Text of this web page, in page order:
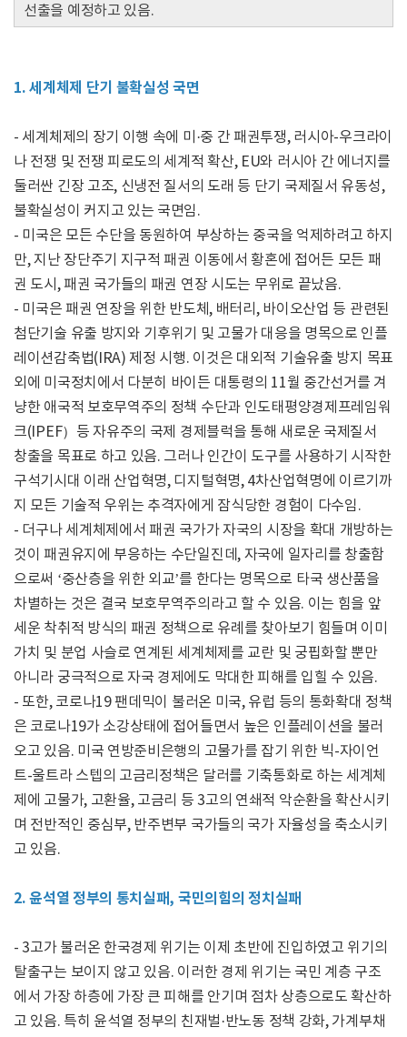
선출을 예정하고 있음.
1. 세계체제 단기 불확실성 국면
- 세계체제의 장기 이행 속에 미·중 간 패권투쟁, 러시아-우크라이
나 전쟁 및 전쟁 피로도의 세계적 확산, EU와 러시아 간 에너지를
둘러싼 긴장 고조, 신냉전 질서의 도래 등 단기 국제질서 유동성,
불확실성이 커지고 있는 국면임.
- 미국은 모든 수단을 동원하여 부상하는 중국을 억제하려고 하지
만, 지난 장단주기 지구적 패권 이동에서 황혼에 접어든 모든 패
권 도시, 패권 국가들의 패권 연장 시도는 무위로 끝났음.
- 미국은 패권 연장을 위한 반도체, 배터리, 바이오산업 등 관련된
첨단기술 유출 방지와 기후위기 및 고물가 대응을 명목으로 인플
레이션감축법(IRA) 제정 시행. 이것은 대외적 기술유출 방지 목표
외에 미국정치에서 다분히 바이든 대통령의 11월 중간선거를 겨
냥한 애국적 보호무역주의 정책 수단과 인도태평양경제프레임워
크(IPEF）등 자유주의 국제 경제블럭을 통해 새로운 국제질서
창출을 목표로 하고 있음. 그러나 인간이 도구를 사용하기 시작한
구석기시대 이래 산업혁명, 디지털혁명, 4차산업혁명에 이르기까
지 모든 기술적 우위는 추격자에게 잠식당한 경험이 다수임.
- 더구나 세계체제에서 패권 국가가 자국의 시장을 확대 개방하는
것이 패권유지에 부응하는 수단일진데, 자국에 일자리를 창출함
으로써 ‘중산층을 위한 외교’를 한다는 명목으로 타국 생산품을
차별하는 것은 결국 보호무역주의라고 할 수 있음. 이는 힘을 앞
세운 착취적 방식의 패권 정책으로 유례를 찾아보기 힘들며 이미
가치 및 분업 사슬로 연계된 세계체제를 교란 및 궁핍화할 뿐만
아니라 궁극적으로 자국 경제에도 막대한 피해를 입힐 수 있음.
- 또한, 코로나19 팬데믹이 불러온 미국, 유럽 등의 통화확대 정책
은 코로나19가 소강상태에 접어들면서 높은 인플레이션을 불러
오고 있음. 미국 연방준비은행의 고물가를 잡기 위한 빅-자이언
트-울트라 스텝의 고금리정책은 달러를 기축통화로 하는 세계체
제에 고물가, 고환율, 고금리 등 3고의 연쇄적 악순환을 확산시키
며 전반적인 중심부, 반주변부 국가들의 국가 자율성을 축소시키
고 있음.
2. 윤석열 정부의 통치실패, 국민의힘의 정치실패
- 3고가 불러온 한국경제 위기는 이제 초반에 진입하였고 위기의
탈출구는 보이지 않고 있음. 이러한 경제 위기는 국민 계층 구조
에서 가장 하층에 가장 큰 피해를 안기며 점차 상층으로도 확산하
고 있음. 특히 윤석열 정부의 친재벌·반노동 정책 강화, 가계부채